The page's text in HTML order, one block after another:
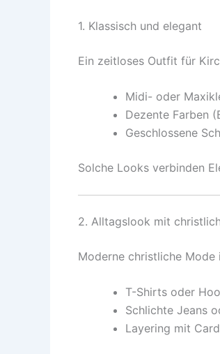
1. Klassisch und elegant
Ein zeitloses Outfit für
Midi- oder
Dezente Farben
Geschlossene
Solche Looks verbinden
2. Alltagslook mit
Moderne christliche
T-Shirts oder
Schlichte Jeans
Layering mit